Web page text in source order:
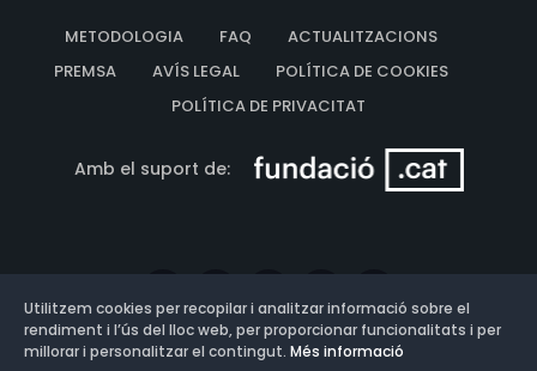
METODOLOGIA FAQ
ACTUALITZACIONS
PREMSA
AVÍS LEGAL
POLÍTICA DE COOKIES
POLÍTICA DE PRIVACITAT
Amb el suport de:
Utilitzem cookies per recopilar i analitzar informació sobre el
rendiment i l’ús del lloc web, per proporcionar funcionalitats i per
millorar i personalitzar el contingut. Més informació